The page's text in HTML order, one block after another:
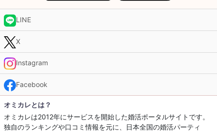
LINE
X
Instagram
Facebook
オミカレとは？
オミカレは2012年にサービスを開始した婚活ポータルサイトです。
独自のランキングや口コミ情報を元に、日本全国の婚活パーティ